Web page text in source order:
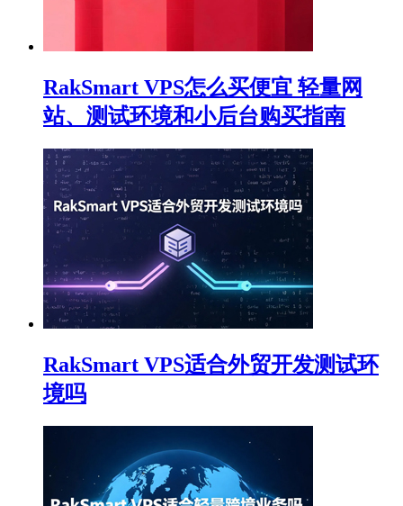
RakSmart VPS怎么买便宜 轻量网
站、测试环境和小后台购买指南
RakSmart VPS适合外贸开发测试环
境吗